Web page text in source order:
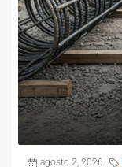
agosto 2, 2026